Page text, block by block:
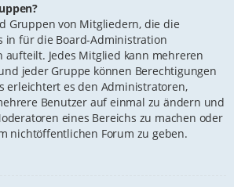
Gruppen von Mitgliedern, die die
in für die Board-Administration
aufteilt. Jedes Mitglied kann mehreren
jeder Gruppe können Berechtigungen
erleichtert es den Administratoren,
Benutzer auf einmal zu ändern und
eines Bereichs zu machen oder
nichtöffentlichen Forum zu geben.